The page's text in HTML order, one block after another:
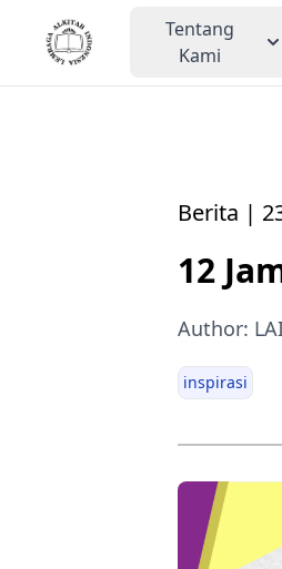
Tentang
Kami
Berita |
12
Author:
inspirasi